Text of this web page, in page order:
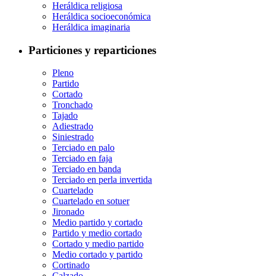
Heráldica religiosa
Heráldica socioeconómica
Heráldica imaginaria
Particiones y reparticiones
Pleno
Partido
Cortado
Tronchado
Tajado
Adiestrado
Siniestrado
Terciado en palo
Terciado en faja
Terciado en banda
Terciado en perla invertida
Cuartelado
Cuartelado en sotuer
Jironado
Medio partido y cortado
Partido y medio cortado
Cortado y medio partido
Medio cortado y partido
Cortinado